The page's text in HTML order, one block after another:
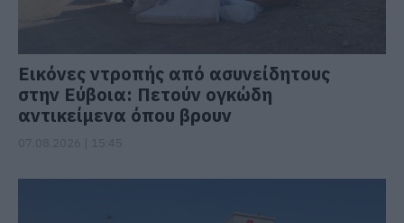
Εικόνες ντροπής από ασυνείδητους
στην Εύβοια: Πετούν ογκώδη
αντικείμενα όπου βρουν